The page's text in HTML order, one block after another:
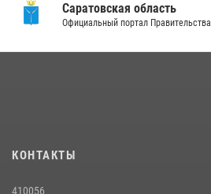
Саратовская область
Официальный портал Правительства
КОНТАКТЫ
410056